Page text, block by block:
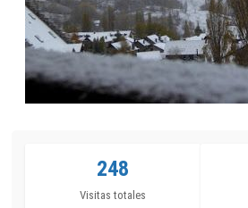
248
Visitas totales